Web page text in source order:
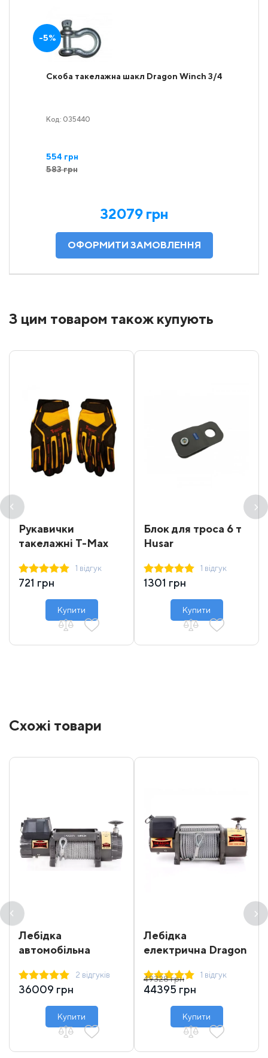
-5%
Скоба такелажна шакл Dragon Winch 3/4
Код: 035440
554 грн
583 грн
32079 грн
З цим товаром також купують
Рукавички
такелажні T-Max
1 відгук
721 грн
Купити
Блок для троса 6 т
Husar
1 відгук
1301 грн
Купити
Схожі товари
Лебідка
автомобільна
Winch DWH 9000
HD
2 відгуків
36009 грн
Купити
Лебідка
електрична Dragon
HD EN
1 відгук
44395 грн
49328 грн
Купити